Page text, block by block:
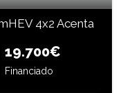
4x2 Acenta
19.700€
Financiado